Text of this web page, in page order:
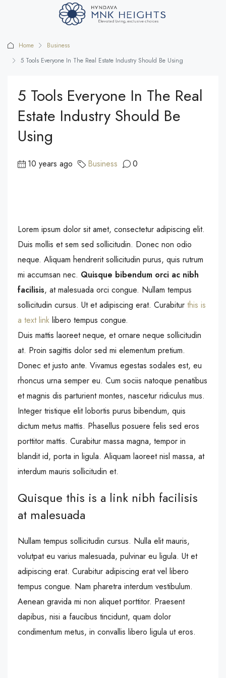
Home
Business
5 Tools Everyone In The Real Estate Industry Should Be Using
5 Tools Everyone In The Real
Estate Industry Should Be
Using
10 years ago Business 0
Lorem ipsum dolor sit amet, consectetur adipiscing elit.
Duis mollis et sem sed sollicitudin. Donec non odio
neque. Aliquam hendrerit sollicitudin purus, quis rutrum
mi accumsan nec. Quisque bibendum orci ac nibh
facilisis, at malesuada orci congue. Nullam tempus
sollicitudin cursus. Ut et adipiscing erat. Curabitur this is
a text link libero tempus congue.
Duis mattis laoreet neque, et ornare neque sollicitudin
at. Proin sagittis dolor sed mi elementum pretium.
Donec et justo ante. Vivamus egestas sodales est, eu
rhoncus urna semper eu. Cum sociis natoque penatibus
et magnis dis parturient montes, nascetur ridiculus mus.
Integer tristique elit lobortis purus bibendum, quis
dictum metus mattis. Phasellus posuere felis sed eros
porttitor mattis. Curabitur massa magna, tempor in
blandit id, porta in ligula. Aliquam laoreet nisl massa, at
interdum mauris sollicitudin et.
Quisque this is a link nibh facilisis
at malesuada
Nullam tempus sollicitudin cursus. Nulla elit mauris,
volutpat eu varius malesuada, pulvinar eu ligula. Ut et
adipiscing erat. Curabitur adipiscing erat vel libero
tempus congue. Nam pharetra interdum vestibulum.
Aenean gravida mi non aliquet porttitor. Praesent
dapibus, nisi a faucibus tincidunt, quam dolor
condimentum metus, in convallis libero ligula ut eros.